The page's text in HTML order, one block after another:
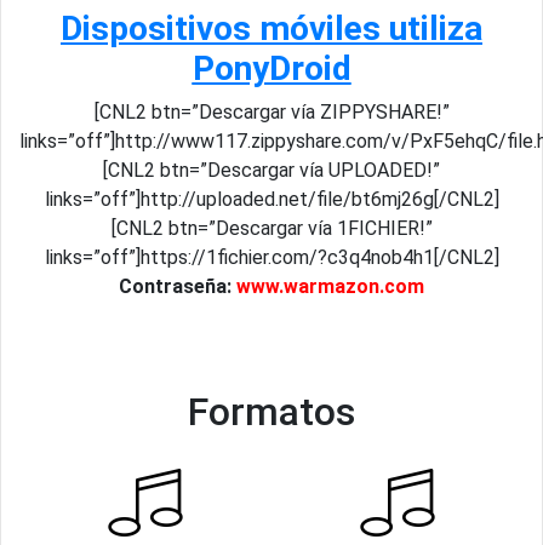
Dispositivos móviles utiliza
PonyDroid
[CNL2 btn=”Descargar vía ZIPPYSHARE!”
links=”off”]http://www117.zippyshare.com/v/PxF5ehqC/
[CNL2 btn=”Descargar vía UPLOADED!”
links=”off”]http://uploaded.net/file/bt6mj26g[/CNL2]
[CNL2 btn=”Descargar vía 1FICHIER!”
links=”off”]https://1fichier.com/?c3q4nob4h1[/CNL2]
Contraseña: www.warmazon.com
Formatos